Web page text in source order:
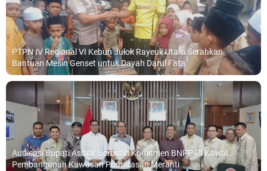
PTPN IV Regional VI Kebun Julok Rayeuk Utara Serahkan
Bantuan Mesin Genset untuk Dayah Darul Fata
Audiensi Bupati Asmar Berbuah Komitmen BNPP RI Kawal
Pembangunan Kawasan Perbatasan Meranti